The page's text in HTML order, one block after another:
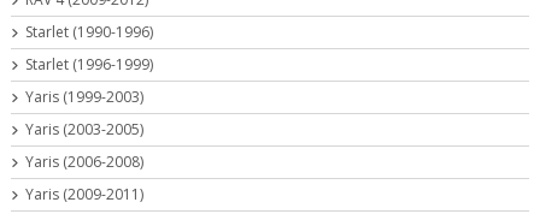
Starlet (1990-1996)
Starlet (1996-1999)
Yaris (1999-2003)
Yaris (2003-2005)
Yaris (2006-2008)
Yaris (2009-2011)